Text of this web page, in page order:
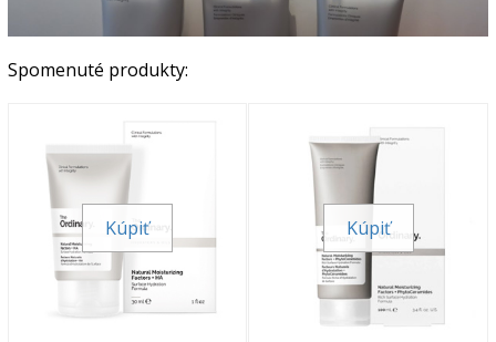
Spomenuté produkty:
Kúpiť Kúpiť